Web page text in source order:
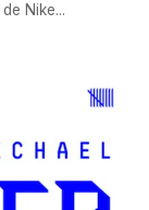
Nike...